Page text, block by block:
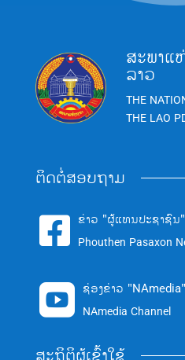
ສະພາແ
ລາວ
THE
THE LAO
ຕິດຕໍ່ສອບຖາມ
 ຂ່າວ "ຜູ້ແທນປະຊາຊົນ"
Phouthen Pasaxon
 ຊ່ອງຂ່າວ "NAmedia"
NAmedia Channel